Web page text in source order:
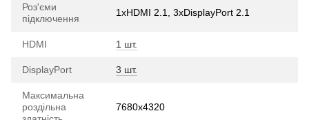
Роз'єми
підключення
1xHDMI 2.1, 3xDisplayPort 2.1
HDMI 1 шт.
DisplayPort 3 шт.
Максимальна
роздільна
7680x4320